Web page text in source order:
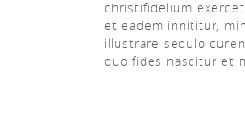
christifidelium
et eadem innititur,
illustrare sedulo
quo fides nascitur et